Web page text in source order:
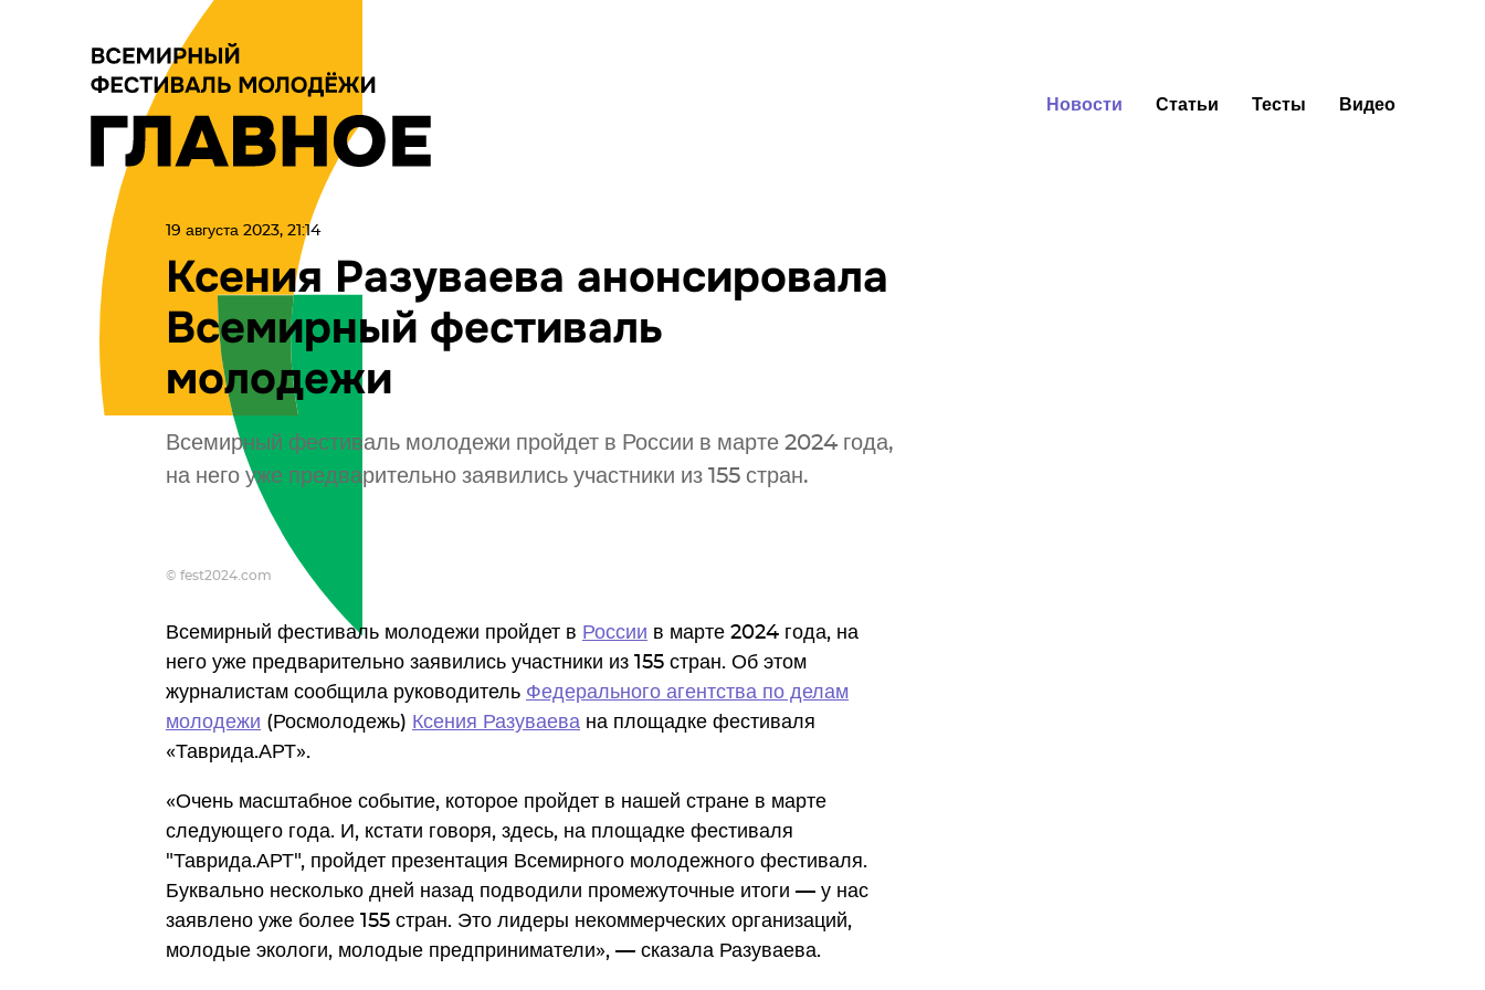
Новости Статьи Тесты Видео
19 августа 2023, 21:14
Ксения Разуваева анонсировала
Всемирный фестиваль
молодежи
Всемирный фестиваль молодежи пройдет в России в марте 2024 года,
на него уже предварительно заявились участники из 155 стран.
© fest2024.com
Всемирный фестиваль молодежи пройдет в России в марте 2024 года, на
него уже предварительно заявились участники из 155 стран. Об этом
журналистам сообщила руководитель Федерального агентства по делам
молодежи (Росмолодежь) Ксения Разуваева на площадке фестиваля
«Таврида.АРТ».
«Очень масштабное событие, которое пройдет в нашей стране в марте
следующего года. И, кстати говоря, здесь, на площадке фестиваля
"Таврида.АРТ", пройдет презентация Всемирного молодежного фестиваля.
Буквально несколько дней назад подводили промежуточные итоги — у нас
заявлено уже более 155 стран. Это лидеры некоммерческих организаций,
молодые экологи, молодые предприниматели», — сказала Разуваева.